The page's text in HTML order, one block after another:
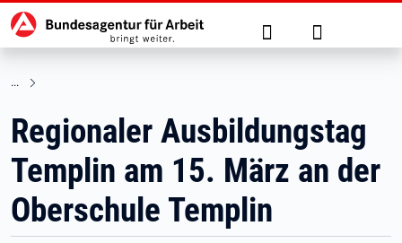
zu den Hauptinhalten springen
Hauptnavigation Suche Anmelden
Regionaler Ausbildungstag
Templin am 15. März an der
Oberschule Templin